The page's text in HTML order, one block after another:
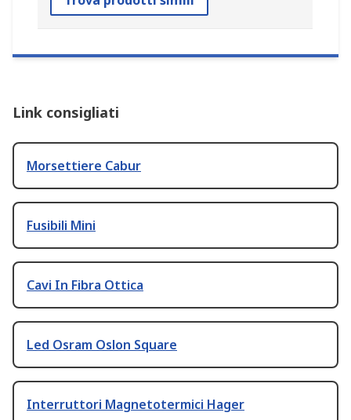
Link consigliati
Morsettiere Cabur
Fusibili Mini
Cavi In Fibra Ottica
Led Osram Oslon Square
Interruttori Magnetotermici Hager